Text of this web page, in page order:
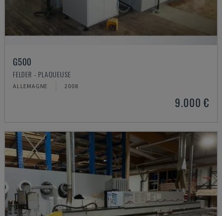
G500
FELDER - PLAQUEUSE
ALLEMAGNE 2008
9.000 €